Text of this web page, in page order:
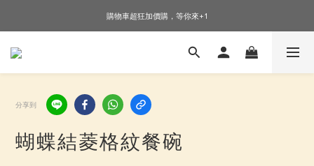
🎉加入會員即可享有驚喜優惠🎉
購物車超狂加價購，等你來+1
🎉加入會員即可享有驚喜優惠🎉
分享到
蝴蝶結菱格紋餐碗